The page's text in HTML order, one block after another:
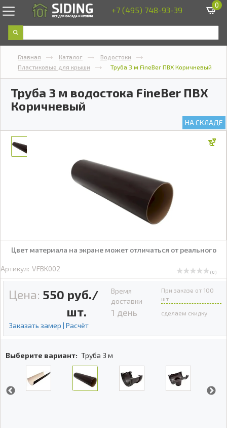
+7 (495) 748-93-39 0
Главная Каталог
Водостоки
Пластиковые для крыши
Труба 3 м FineBer ПВХ Коричневый
Труба 3 м водостока FineBer ПВХ
Коричневый
НА СКЛАДЕ
Цвет материала на экране может отличаться от реального
Артикул: VFBK002 ( 0 )
Цена: 550 руб./
шт.
Заказать замер | Расчёт
Время
доставки
1 день
При заказе от 100
шт
сделаем скидку
Выберите вариант: Труба 3 м